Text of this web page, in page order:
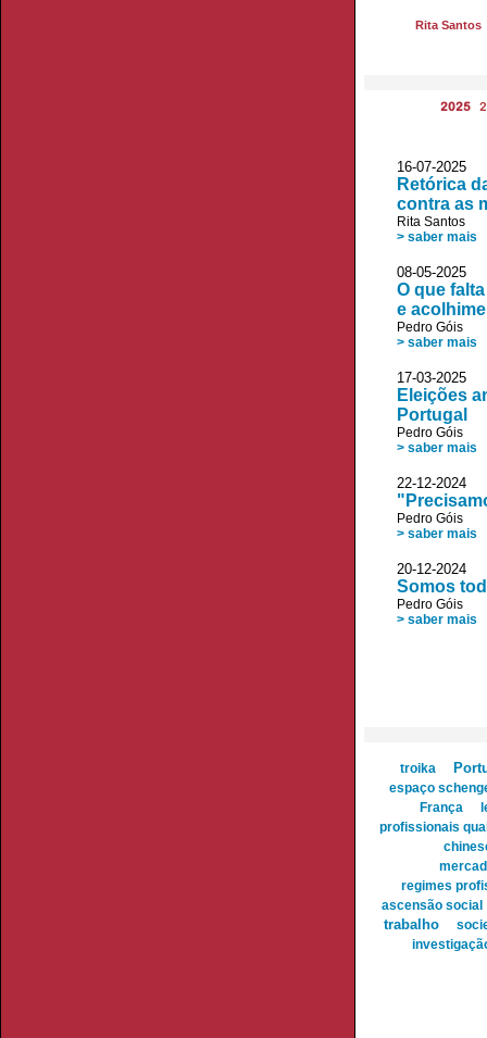
Rita Santos
2025
16-07-
Retórica
contra as
Rita Santos
> saber mais
08-05-2025
O que
e
Pedro Góis
> saber mais
17-03-2025
Eleições
Portugal
Pedro Góis
> saber mais
22-12-
Pedro Góis
> saber mais
20-12-
Somos
Pedro Góis
> saber mais
troika
espaço
França
profissionais
regimes
ascensão social
trabalho